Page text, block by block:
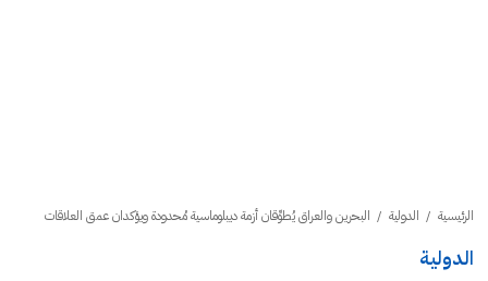
الرئيسية / الدولية / البحرين والعراق يُطوِّقان أزمة ديبلوماسية مُحدودة ويؤكدان عمق العلاقات
الدولية